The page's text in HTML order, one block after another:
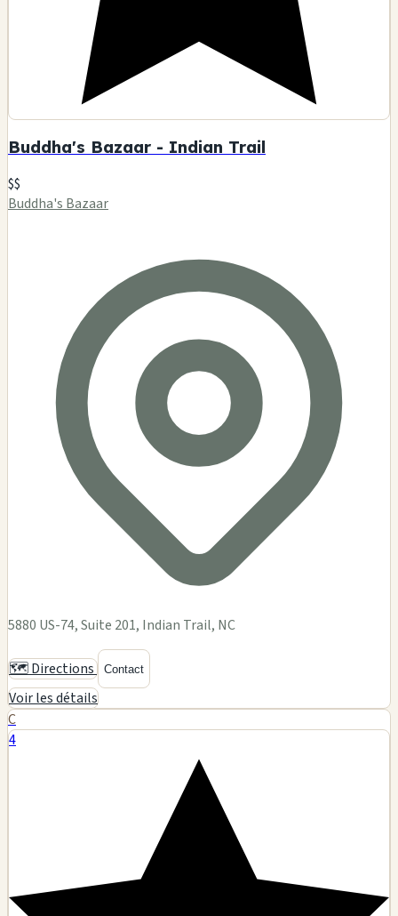
Buddha's Bazaar - Indian Trail
$$
Buddha's Bazaar
5880 US-74, Suite 201, Indian Trail, NC
🗺️ Directions Contact
Voir les détails
C
4